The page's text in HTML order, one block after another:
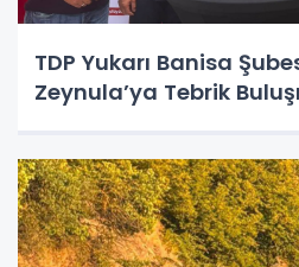
TDP Yukarı Banisa
Zeynula’ya Tebrik